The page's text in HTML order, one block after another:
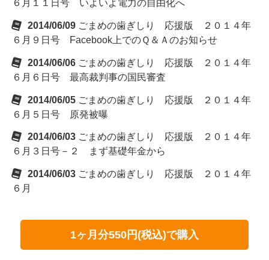
６月１１日号 いよいよ電力の自由化へ
2014/06/09 ごまめの歯ぎしり 応援版 ２０１４年
６月９日号 Facebook上でのＱ＆Ａのお知らせ
2014/06/06 ごまめの歯ぎしり 応援版 ２０１４年
６月６日号 最高裁判事の国民審査
2014/06/05 ごまめの歯ぎしり 応援版 ２０１４年
６月５日号 原発被曝
2014/06/03 ごまめの歯ぎしり 応援版 ２０１４年
６月３日号－２ まず基礎年金から
2014/06/03 ごまめの歯ぎしり 応援版 ２０１４年
６月
1ヶ月分550円(税込)で購入